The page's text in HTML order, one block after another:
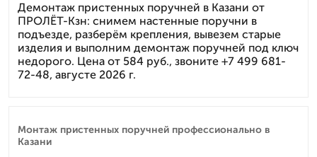
Демонтаж пристенных поручней в Казани от
ПРОЛЁТ-Кзн: снимем настенные поручни в
подъезде, разберём крепления, вывезем старые
изделия и выполним демонтаж поручней под ключ
недорого. Цена от 584 руб., звоните +7 499 681-
72-48, августе 2026 г.
Монтаж пристенных поручней профессионально в
Казани